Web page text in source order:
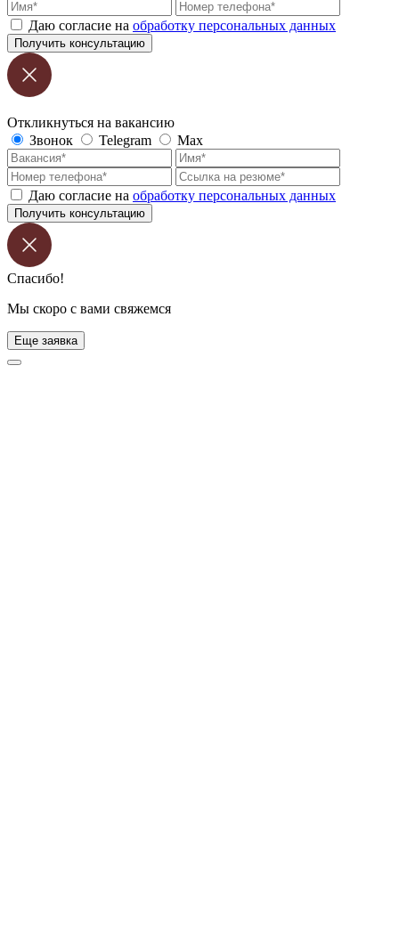
Даю согласие на обработку персональных данных
Получить консультацию
Откликнуться на вакансию
Звонок
Telegram Max
Даю согласие на обработку персональных данных
Получить консультацию
Спасибо!
Мы скоро с вами свяжемся
Еще заявка